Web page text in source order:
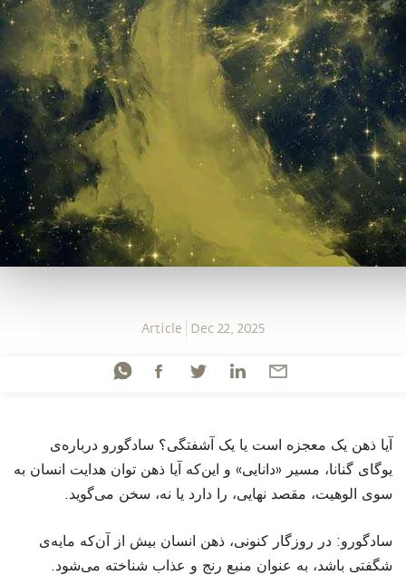
Article Dec 22, 2025
‫آیا ذهن یک معجزه است یا یک آشفتگی؟ سادگورو درباره‌ی
یوگای گنانا، مسیر «دانایی» و این‌که آیا ذهن توان هدایت انسان به
سوی الوهیت، مقصد نهایی، را دارد یا نه، سخن می‌گوید.
‫سادگورو: در روزگار کنونی، ذهن انسان بیش از آن‌که مایه‌ی
شگفتی باشد، به عنوان منبع رنج و عذاب شناخته می‌شود.